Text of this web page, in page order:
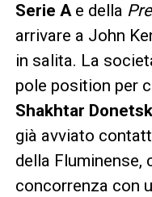
Serie Ae della
arrivare a John
in salita. La
pole position per
Shakhtar Donetsk
già avviato
della Fluminense,
concorrenza con